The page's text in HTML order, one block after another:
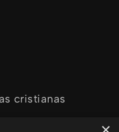
cristianas